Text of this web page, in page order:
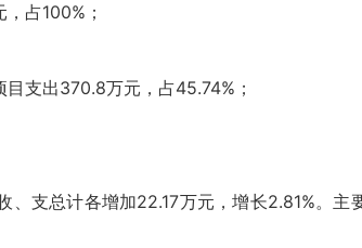
占100%；
支出370.8万元，占45.74%；
支总计各增加22.17万元，增长2.81%。主